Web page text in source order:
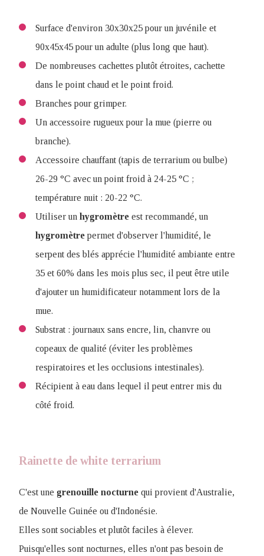
Surface d'environ 30x30x25 pour un juvénile et
90x45x45 pour un adulte (plus long que haut).
De nombreuses cachettes plutôt étroites, cachette
dans le point chaud et le point froid.
Branches pour grimper.
Un accessoire rugueux pour la mue (pierre ou
branche).
Accessoire chauffant (tapis de terrarium ou bulbe)
26-29 °C avec un point froid à 24-25 °C ;
température nuit : 20-22 °C.
Utiliser un hygromètre est recommandé, un
hygromètre permet d'observer l'humidité, le
serpent des blés apprécie l'humidité ambiante entre
35 et 60% dans les mois plus sec, il peut être utile
d'ajouter un humidificateur notamment lors de la
mue.
Substrat : journaux sans encre, lin, chanvre ou
copeaux de qualité (éviter les problèmes
respiratoires et les occlusions intestinales).
Récipient à eau dans lequel il peut entrer mis du
côté froid.
Rainette de white terrarium
C'est une grenouille nocturne qui provient d'Australie,
de Nouvelle Guinée ou d'Indonésie.
Elles sont sociables et plutôt faciles à élever.
Puisqu'elles sont nocturnes, elles n'ont pas besoin de